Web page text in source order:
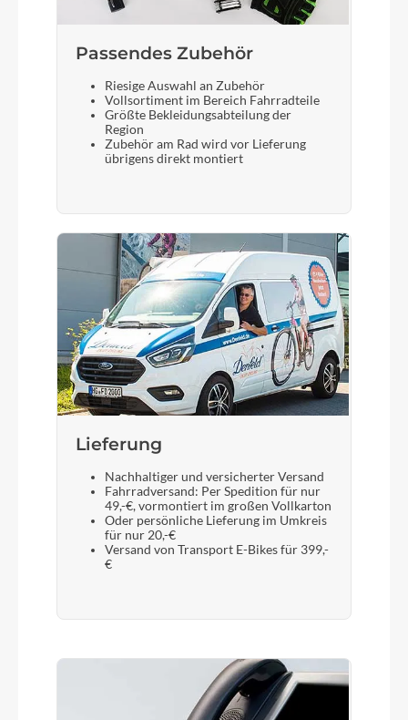
Passendes Zubehör
Riesige Auswahl an Zubehör
Vollsortiment im Bereich Fahrradteile
Größte Bekleidungsabteilung der
Region
Zubehör am Rad wird vor Lieferung
übrigens direkt montiert
Lieferung
Nachhaltiger und versicherter Versand
Fahrradversand: Per Spedition für nur
49,-€, vormontiert im großen Vollkarton
Oder persönliche Lieferung im Umkreis
für nur 20,-€
Versand von Transport E-Bikes für 399,-
€